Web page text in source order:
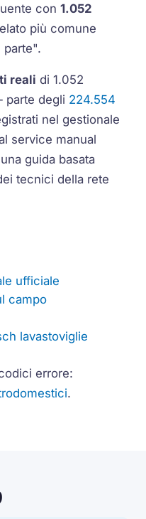
con1.052
più comune
parte".
reali di 1.052
parte degli 224.554
nel gestionale
service manual
guida basata
tecnici della rete
ufficiale
campo
lavastoviglie
errore:
.